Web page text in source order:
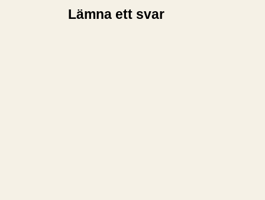
Lämna ett svar